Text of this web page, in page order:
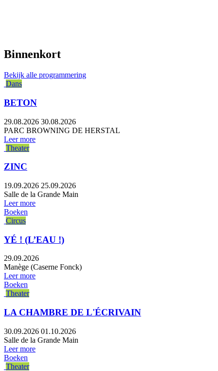
Binnenkort
Bekijk alle programmering
Dans
BETON
29.08.2026 30.08.2026
PARC BROWNING DE HERSTAL
Leer more
Theater
ZINC
19.09.2026 25.09.2026
Salle de la Grande Main
Leer more
Boeken
Circus
YÉ ! (L’EAU !)
29.09.2026
Manège (Caserne Fonck)
Leer more
Boeken
Theater
LA CHAMBRE DE L'ÉCRIVAIN
30.09.2026 01.10.2026
Salle de la Grande Main
Leer more
Boeken
Theater